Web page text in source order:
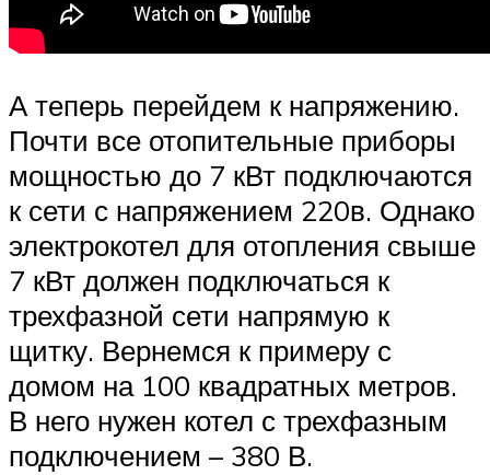
А теперь перейдем к напряжению.
Почти все отопительные приборы
мощностью до 7 кВт подключаются
к сети с напряжением 220в. Однако
электрокотел для отопления свыше
7 кВт должен подключаться к
трехфазной сети напрямую к
щитку. Вернемся к примеру с
домом на 100 квадратных метров.
В него нужен котел с трехфазным
подключением – 380 В.